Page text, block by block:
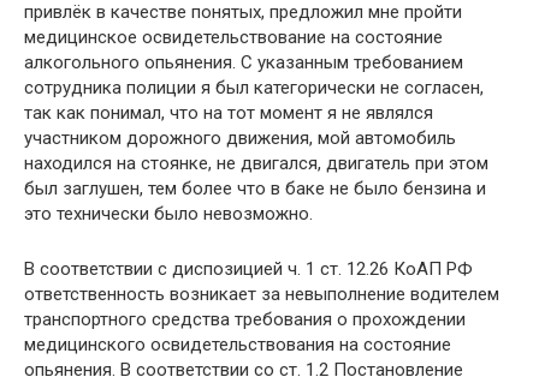
привлёк в качестве понятых, предложил мне пройти
медицинское освидетельствование на состояние
алкогольного опьянения. С указанным требованием
сотрудника полиции я был категорически не согласен,
так как понимал, что на тот момент я не являлся
участником дорожного движения, мой автомобиль
находился на стоянке, не двигался, двигатель при этом
был заглушен, тем более что в баке не было бензина и
это технически было невозможно.
В соответствии с диспозицией ч. 1 ст. 12.26 КоАП РФ
ответственность возникает за невыполнение водителем
транспортного средства требования о прохождении
медицинского освидетельствования на состояние
опьянения. В соответствии со ст. 1.2 Постановление